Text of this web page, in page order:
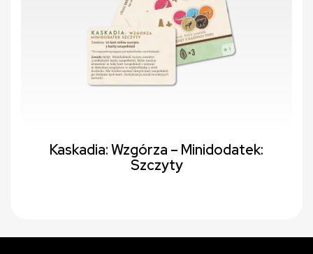
Kaskadia: Wzgórza – Minidodatek:
Szczyty